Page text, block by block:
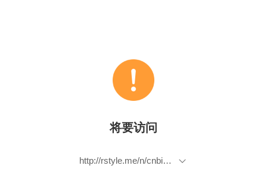
将要访问
http://rstyle.me/n/cnbiuabp9if